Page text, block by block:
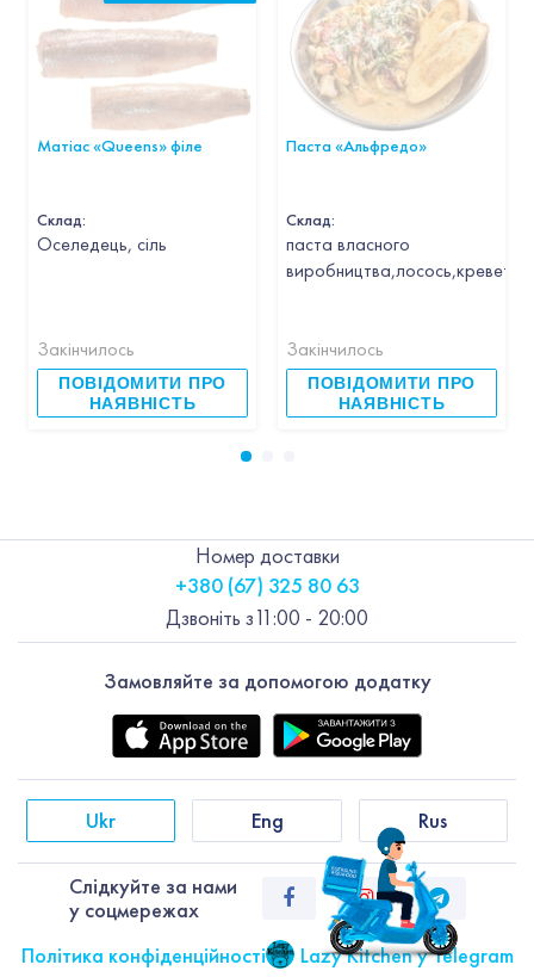
Матіас «Queens» філе
Склад:
Оселедець, сіль
Закінчилось
ПОВІДОМИТИ ПРО
НАЯВНІСТЬ
Паста «Альфредо»
Склад:
паста власного
Закінчилось
ПОВІДОМИТИ ПРО
НАЯВНІСТЬ
Замовляйте за допомогою додатку
Слiдкуйте за нами
у соцмережах
Ukr Eng Rus
Номер доставки
+380 (67) 325 80 63
Дзвоніть з11:00 - 20:00
Політика конфіденційності Lazy Kitchen у Telegram